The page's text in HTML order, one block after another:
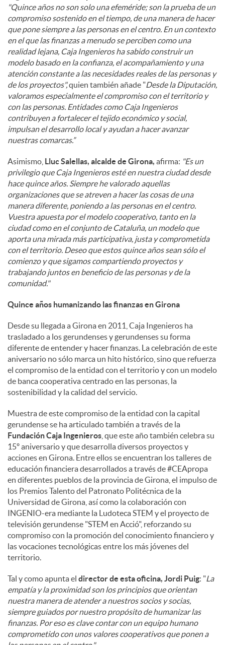
"Quince años no son solo una efeméride; son la prueba de un
compromiso sostenido en el tiempo, de una manera de hacer
que pone siempre a las personas en el centro. En un contexto
en el que las finanzas a menudo se perciben como una
realidad lejana, Caja Ingenieros ha sabido construir un
modelo basado en la confianza, el acompañamiento y una
atención constante a las necesidades reales de las personas y
de los proyectos",quien también añade "Desde la Diputación,
valoramos especialmente el compromiso con el territorio y
con las personas. Entidades como Caja Ingenieros
contribuyen a fortalecer el tejido económico y social,
impulsan el desarrollo local y ayudan a hacer avanzar
nuestras comarcas.”
Asimismo, Lluc Salellas, alcalde de Girona, afirma: "Es un
privilegio que Caja Ingenieros esté en nuestra ciudad desde
hace quince años. Siempre he valorado aquellas
organizaciones que se atreven a hacer las cosas de una
manera diferente, poniendo a las personas en el centro.
Vuestra apuesta por el modelo cooperativo, tanto en la
ciudad como en el conjunto de Cataluña, un modelo que
aporta una mirada más participativa, justa y comprometida
con el territorio. Deseo que estos quince años sean sólo el
comienzo y que sigamos compartiendo proyectos y
trabajando juntos en beneficio de las personas y de la
comunidad."
Quince años humanizando las finanzas en Girona
Desde su llegada a Girona en 2011, Caja Ingenieros ha
trasladado a los gerundenses y gerundenses su forma
diferente de entender y hacer finanzas. La celebración de este
aniversario no sólo marca un hito histórico, sino que refuerza
el compromiso de la entidad con el territorio y con un modelo
de banca cooperativa centrado en las personas, la
sostenibilidad y la calidad del servicio.
Muestra de este compromiso de la entidad con la capital
gerundense se ha articulado también a través de la
Fundación Caja Ingenieros , que este año también celebra su
15º aniversario y que desarrolla diversos proyectos y
acciones en Girona. Entre ellos se encuentran los talleres de
educación financiera desarrollados a través de #CEApropa
en diferentes pueblos de la provincia de Girona, el impulso de
los Premios Talento del Patronato Politécnica de la
Universidad de Girona, así como la colaboración con
INGENIO-era mediante la Ludoteca STEM y el proyecto de
televisión gerundense "STEM en Acció", reforzando su
compromiso con la promoción del conocimiento financiero y
las vocaciones tecnológicas entre los más jóvenes del
territorio.
Tal y como apunta el director de esta oficina, Jordi Puig: "La
empatía y la proximidad son los principios que orientan
nuestra manera de atender a nuestros socios y socias,
siempre guiados por nuestro propósito de humanizar las
finanzas. Por eso es clave contar con un equipo humano
comprometido con unos valores cooperativos que ponen a